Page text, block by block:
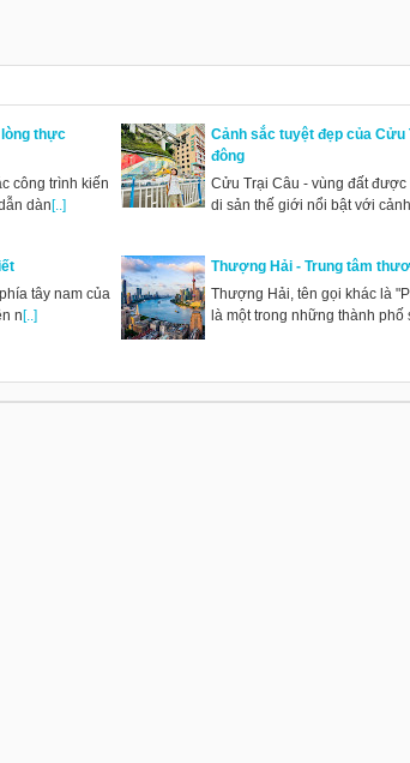
thực
công trình kiến
dàn[..]
Cảnh sắc tuyệt đẹp của Cửu
đông
Cửu Trại Câu - vùng đất
di sản thế giới nổi bật với
tây nam của
n[..]
Thượng Hải - Trung tâm
Thượng Hải, tên gọi khác là
là một trong những thành phố